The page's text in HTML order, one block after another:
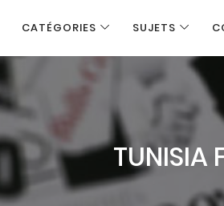
CATÉGORIES SUJETS
TUNISIA